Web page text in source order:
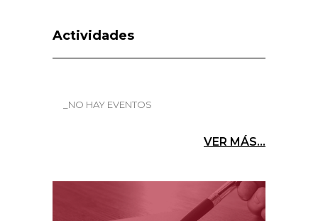
Actividades
_NO HAY EVENTOS
VER MÁS...